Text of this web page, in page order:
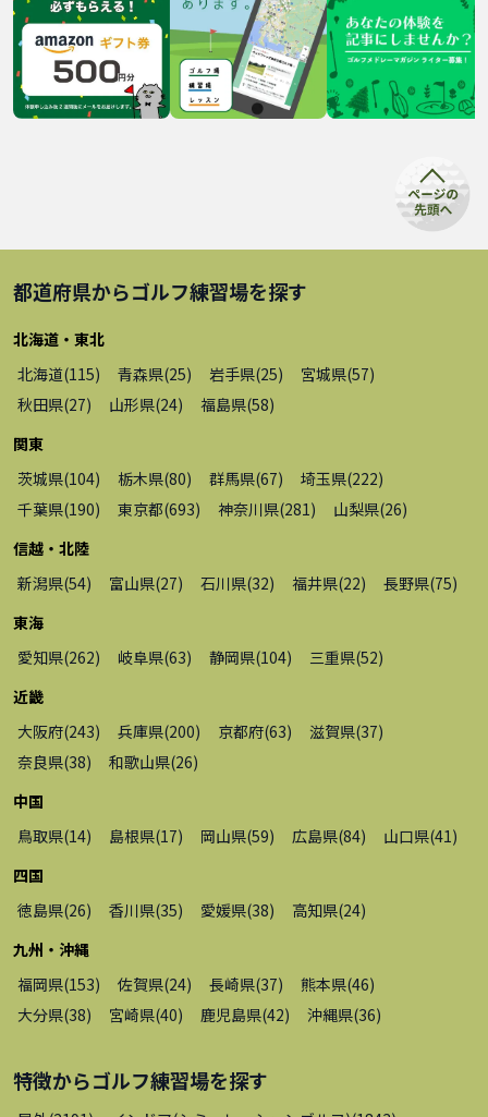
都道府県からゴルフ練習場を探す
北海道・東北
北海道(115) 青森県(25) 岩手県(25) 宮城県(57)
秋田県(27) 山形県(24) 福島県(58)
関東
茨城県(104) 栃木県(80) 群馬県(67) 埼玉県(222)
千葉県(190) 東京都(693) 神奈川県(281) 山梨県(26)
信越・北陸
新潟県(54) 富山県(27) 石川県(32) 福井県(22) 長野県(75)
東海
愛知県(262) 岐阜県(63) 静岡県(104) 三重県(52)
近畿
大阪府(243) 兵庫県(200) 京都府(63) 滋賀県(37)
奈良県(38) 和歌山県(26)
中国
鳥取県(14) 島根県(17) 岡山県(59) 広島県(84) 山口県(41)
四国
徳島県(26) 香川県(35) 愛媛県(38) 高知県(24)
九州・沖縄
福岡県(153) 佐賀県(24) 長崎県(37) 熊本県(46)
大分県(38) 宮崎県(40) 鹿児島県(42) 沖縄県(36)
特徴からゴルフ練習場を探す